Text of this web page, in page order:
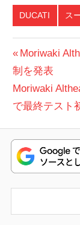
DUCATI ス
投
稿
ナ
ビ
ゲ
ー
前
の
投
稿:
Moriwaki
制を発表
次
の
稿:
Moriwaki
で最終テスト